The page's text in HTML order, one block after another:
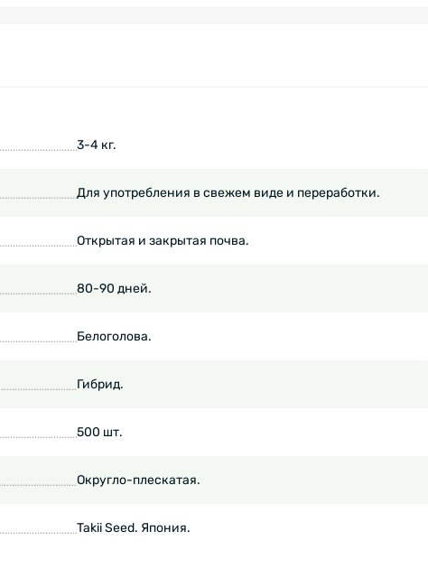
3-4 кг.
Для употребления в свежем виде и переработки.
Открытая и закрытая почва.
80-90 дней.
Белоголова.
Гибрид.
500 шт.
Округло-плескатая.
Takii Seed. Япония.